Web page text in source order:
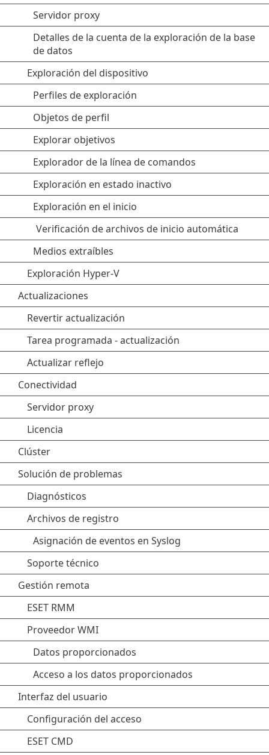
Servidor proxy
Detalles de la cuenta de la exploración de la base
de datos
Exploración del dispositivo
Perfiles de exploración
Objetos de perfil
Explorar objetivos
Explorador de la línea de comandos
Exploración en estado inactivo
Exploración en el inicio
Verificación de archivos de inicio automática
Medios extraíbles
Exploración Hyper-V
Actualizaciones
Revertir actualización
Tarea programada - actualización
Actualizar reflejo
Conectividad
Servidor proxy
Licencia
Clúster
Solución de problemas
Diagnósticos
Archivos de registro
Asignación de eventos en Syslog
Soporte técnico
Gestión remota
ESET RMM
Proveedor WMI
Datos proporcionados
Acceso a los datos proporcionados
Interfaz del usuario
Configuración del acceso
ESET CMD